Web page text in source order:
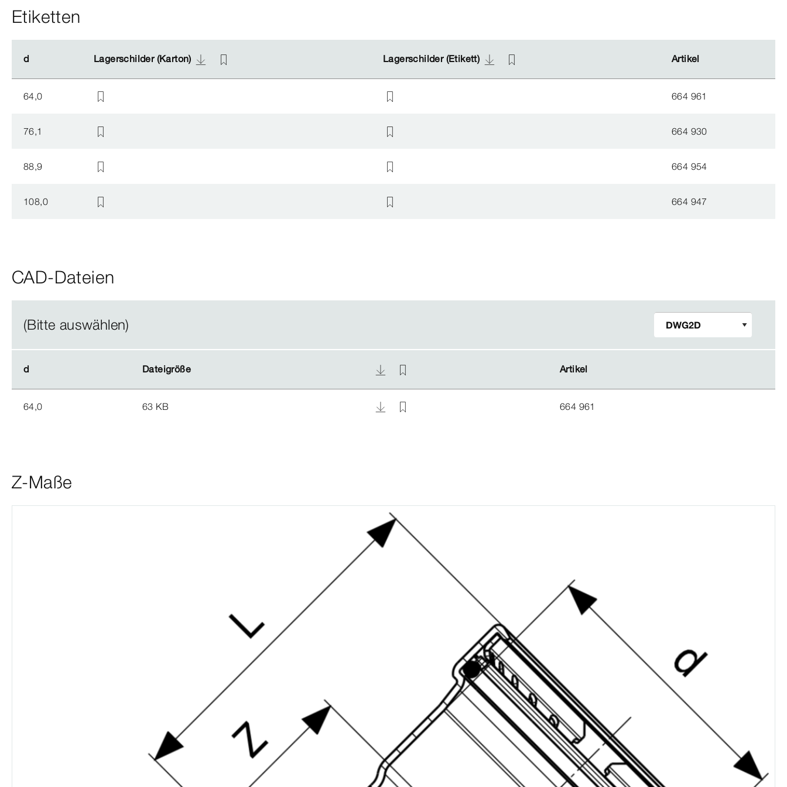
Etiketten
d Lagerschilder (Karton) Lagerschilder (Etikett) Artikel
d Lagerschilder (Karton) Lagerschilder (Etikett) Artikel
64,0 664 961
76,1 664 930
88,9 664 954
108,0 664 947
CAD-Dateien
(Bitte auswählen)
d Dateigröße Artikel
d Dateigröße Artikel
64,0 63 KB 664 961
Z-Maße